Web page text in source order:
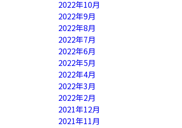
2022年10月
2022年9月
2022年8月
2022年7月
2022年6月
2022年5月
2022年4月
2022年3月
2022年2月
2021年12月
2021年11月